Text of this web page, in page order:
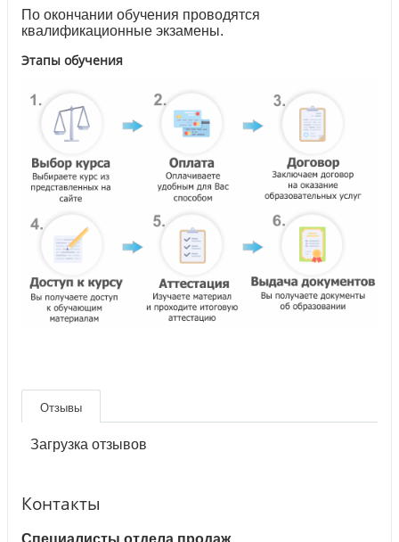
По окончании обучения проводятся
квалификационные экзамены.
Этапы обучения
Отзывы
Загрузка отзывов
Контакты
Специалисты отдела продаж